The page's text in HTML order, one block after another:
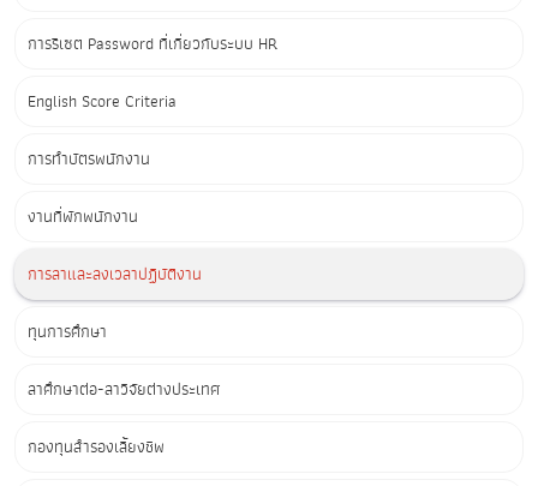
การรีเซต Password ที่เกี่ยวกับระบบ HR
English Score Criteria
การทำบัตรพนักงาน
งานที่พักพนักงาน
การลาและลงเวลาปฏิบัติงาน
ทุนการศึกษา
ลาศึกษาต่อ-ลาวิจัยต่างประเทศ
กองทุนสำรองเลี้ยงชีพ